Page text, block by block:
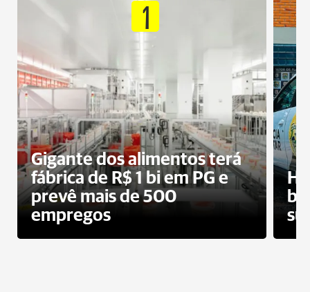
1
Gigante dos alimentos terá
fábrica de R$ 1 bi em PG e
prevê mais de 500
empregos